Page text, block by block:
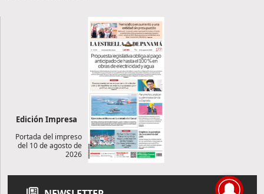
Edición Impresa
Portada del impreso
del 10 de agosto de
2026